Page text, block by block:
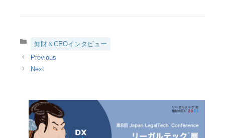
カ
ゴ
リ
知財＆CEOインタビュー